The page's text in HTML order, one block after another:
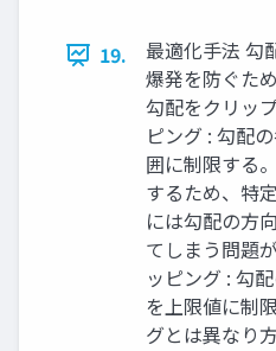
19.
最適化手法 勾
爆発を防ぐた
勾配をクリッ
ピング : 勾配
囲に制限する
するため、特
には勾配の方
てしまう問題
ッピング : 勾
を上限値に制
グとは異なり